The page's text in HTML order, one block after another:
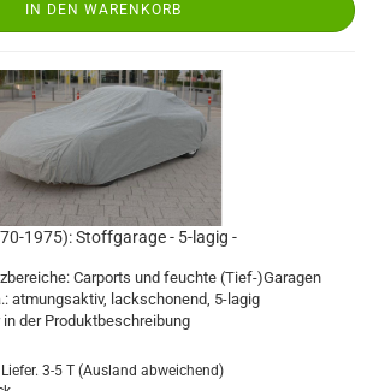
IN DEN WARENKORB
1975): Stoffgarage - 5-lagig -
Carports und feuchte (Tief-)Garagen
atmungsaktiv, lackschonend, 5-lagig
der Produktbeschreibung
3-5 T (Ausland abweichend)